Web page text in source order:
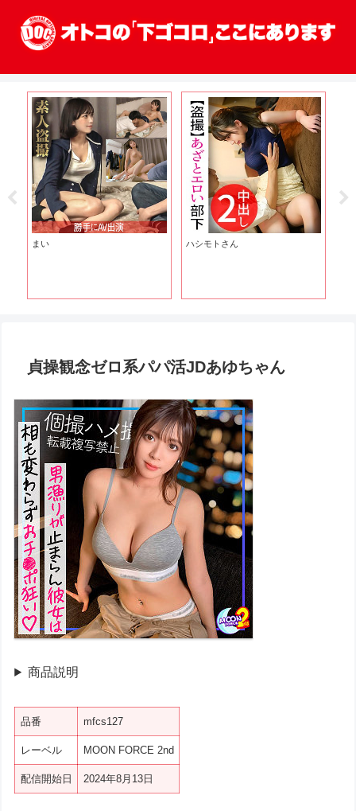
まい ハシモトさん
貞操観念ゼロ系パパ活JDあゆちゃん
商品説明
品番 mfcs127
レーベル MOON FORCE 2nd
配信開始日 2024年8月13日